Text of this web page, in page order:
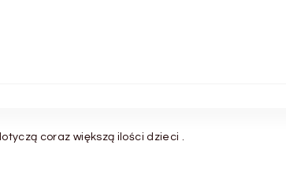
coraz większą ilości dzieci .